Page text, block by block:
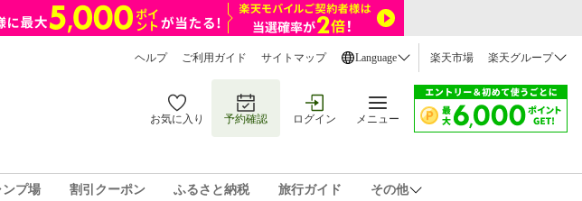
ヘルプ ご利用ガイド サイトマップ Language 楽天市場 楽天グループ
お気に入り 予約確認 ログイン メニュー
ンプ場 割引クーポン ふるさと納税 旅行ガイド その他